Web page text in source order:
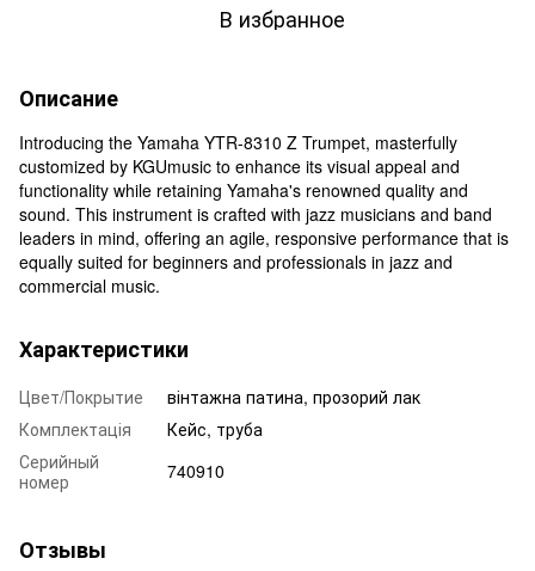
В избранное
Описание
Introducing the Yamaha YTR-8310 Z Trumpet, masterfully
customized by KGUmusic to enhance its visual appeal and
functionality while retaining Yamaha's renowned quality and
sound. This instrument is crafted with jazz musicians and band
leaders in mind, offering an agile, responsive performance that is
equally suited for beginners and professionals in jazz and
commercial music.
Характеристики
Цвет/Покрытие
вінтажна патина, прозорий лак
Комплектація
Кейс, труба
Серийный
номер
740910
Отзывы